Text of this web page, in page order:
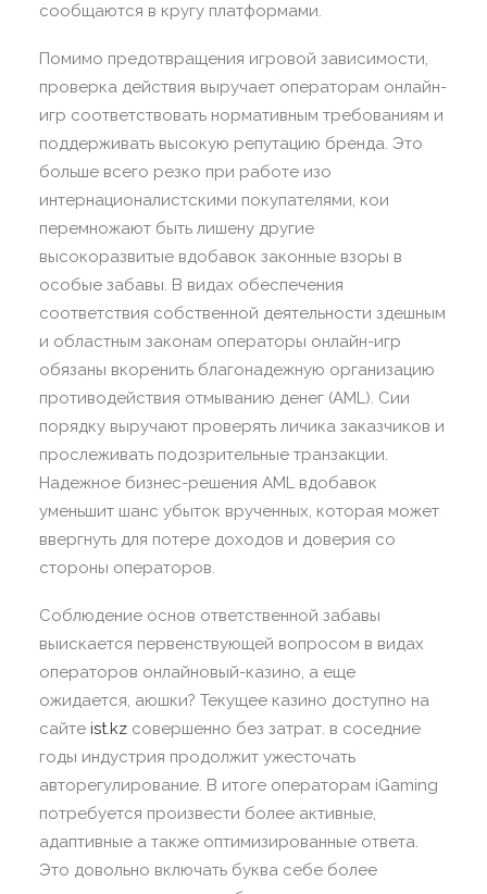
сообщаются в кругу платформами.
Помимо предотвращения игровой зависимости,
проверка действия выручает операторам онлайн-
игр соответствовать нормативным требованиям и
поддерживать высокую репутацию бренда. Это
больше всего резко при работе изо
интернационалистскими покупателями, кои
перемножают быть лишену другие
высокоразвитые вдобавок законные взоры в
особые забавы. В видах обеспечения
соответствия собственной деятельности здешным
и областным законам операторы онлайн-игр
обязаны вкоренить благонадежную организацию
противодействия отмыванию денег (AML). Сии
порядку выручают проверять личика заказчиков и
прослеживать подозрительные транзакции.
Надежное бизнес-решения AML вдобавок
уменьшит шанс убыток врученных, которая может
ввергнуть для потере доходов и доверия со
стороны операторов.
Соблюдение основ ответственной забавы
выискается первенствующей вопросом в видах
операторов онлайновый-казино, а еще
ожидается, аюшки? Текущее казино доступно на
сайте ist.kz совершенно без затрат. в соседние
годы индустрия продолжит ужесточать
авторегулирование. В итоге операторам iGaming
потребуется произвести более активные,
адаптивные а также оптимизированные ответа.
Это довольно включать буква себе более